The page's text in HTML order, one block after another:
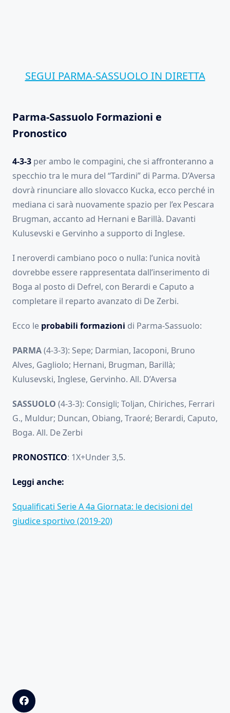
SEGUI PARMA-SASSUOLO IN DIRETTA
Parma-Sassuolo Formazioni e
Pronostico
4-3-3 per ambo le compagini, che si affronteranno a
specchio tra le mura del “Tardini” di Parma. D’Aversa
dovrà rinunciare allo slovacco Kucka, ecco perché in
mediana ci sarà nuovamente spazio per l’ex Pescara
Brugman, accanto ad Hernani e Barillà. Davanti
Kulusevski e Gervinho a supporto di Inglese.
I neroverdi cambiano poco o nulla: l’unica novità
dovrebbe essere rappresentata dall’inserimento di
Boga al posto di Defrel, con Berardi e Caputo a
completare il reparto avanzato di De Zerbi.
Ecco le probabili formazioni di Parma-Sassuolo:
PARMA(4-3-3): Sepe; Darmian, Iacoponi, Bruno
Alves, Gagliolo; Hernani, Brugman, Barillà;
Kulusevski, Inglese, Gervinho. All. D’Aversa
SASSUOLO (4-3-3): Consigli; Toljan, Chiriches, Ferrari
G., Muldur; Duncan, Obiang, Traoré; Berardi, Caputo,
Boga. All. De Zerbi
PRONOSTICO: 1X+Under 3,5.
Leggi anche:
Squalificati Serie A 4a Giornata: le decisioni del
giudice sportivo (2019-20)